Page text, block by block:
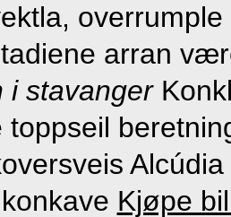
arran
i stavanger
toppseil
Kjøpe